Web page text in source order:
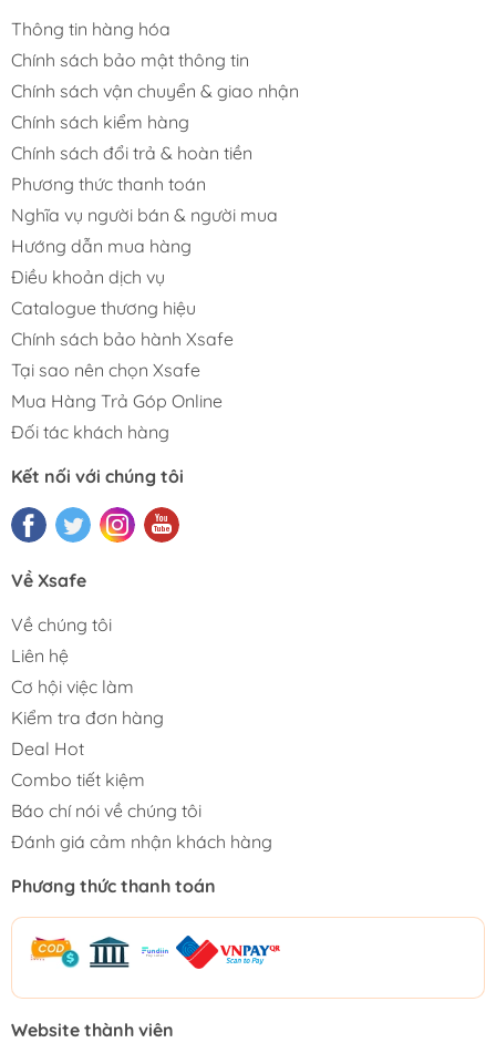
Thông tin hàng hóa
Chính sách bảo mật thông tin
Chính sách vận chuyển & giao nhận
Chính sách kiểm hàng
Chính sách đổi trả & hoàn tiền
Phương thức thanh toán
Nghĩa vụ người bán & người mua
Hướng dẫn mua hàng
Điều khoản dịch vụ
Catalogue thương hiệu
Chính sách bảo hành Xsafe
Tại sao nên chọn Xsafe
Mua Hàng Trả Góp Online
Đối tác khách hàng
Kết nối với chúng tôi
Về Xsafe
Về chúng tôi
Liên hệ
Cơ hội việc làm
Kiểm tra đơn hàng
Deal Hot
Combo tiết kiệm
Báo chí nói về chúng tôi
Đánh giá cảm nhận khách hàng
Phương thức thanh toán
Website thành viên